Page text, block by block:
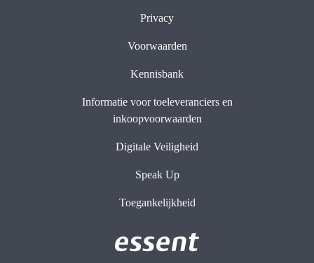
Privacy
Voorwaarden
Kennisbank
Informatie voor toeleveranciers en
inkoopvoorwaarden
Digitale Veiligheid
Speak Up
Toegankelijkheid